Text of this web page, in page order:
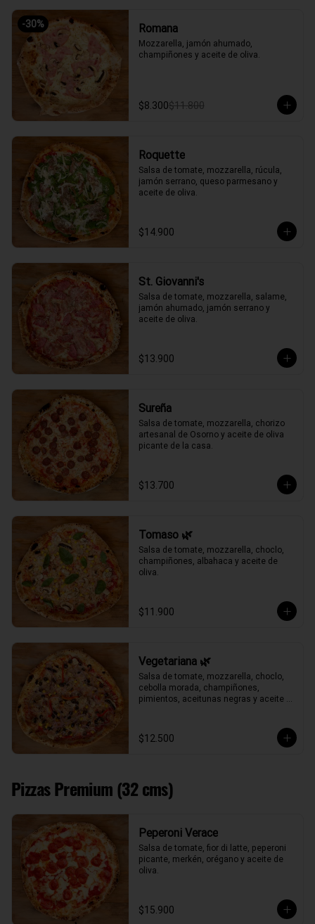
-30% Romana
Mozzarella, jamón ahumado,
champiñones y aceite de oliva.
$8.300$11.800
Roquette
Salsa de tomate, mozzarella, rúcula,
jamón serrano, queso parmesano y
aceite de oliva.
$14.900
St. Giovanni's
Salsa de tomate, mozzarella, salame,
jamón ahumado, jamón serrano y
aceite de oliva.
$13.900
Sureña
Salsa de tomate, mozzarella, chorizo
artesanal de Osorno y aceite de oliva
picante de la casa.
$13.700
Tomaso 🌿
Salsa de tomate, mozzarella, choclo,
champiñones, albahaca y aceite de
oliva.
$11.900
Vegetariana 🌿
Salsa de tomate, mozzarella, choclo,
cebolla morada, champiñones,
pimientos, aceitunas negras y aceite
$12.500
Pizzas Premium (32 cms)
Peperoni Verace
Salsa de tomate, fior di latte, peperoni
picante, merkén, orégano y aceite de
oliva.
$15.900